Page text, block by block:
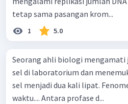
tetap sama pasangan krom...
1 5.0
Seorang ahli biologi mengamati
sel di laboratorium dan
sel menjadi dua kali lipat.
waktu.... Antara profase d...